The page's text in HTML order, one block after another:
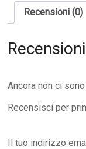
Recensioni (0)
Recensioni
Ancora non ci
Recensisci per
Il tuo indirizzo